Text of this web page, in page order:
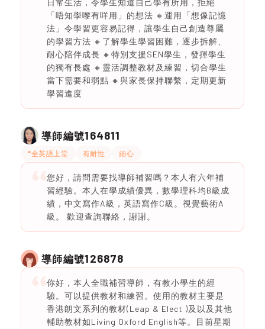
日常生活，令學生知道自己學有所用，拒絕
「唔知學嚟有咩用」的想法 🔸運用「想像記憶
法」令學習更容易記得，讓學生自己創造尊屬
的學習方法 🔸了解學生學習困難，逐步拆解、
耐心陪伴成長 🔸特別支援SEN學生，發揮學生
的獨有長處 🔸靈活調整教材及練習，切合學生
當下需要和弱點 🔸與家長保持聯繫，定期更新
學習進度
導師編號164811
*全英語上堂 有耐性 細心
您好，請問需要找導師補習嗎？本人有六年補
習經驗。本人在學成績優異，數學理科均B級成
績，中文寫作A級，英語寫作C級。視覺藝術A
級。 歡迎查詢聯絡，謝謝。
導師編號126878
你好，本人全職補習導師，有教小學生的經
驗。可以提供教材和練習。使用的教材主要是
香港朗文系列的教材(Leap & Elect )及以及其他
輔助教材如Living Oxford English等。目前星期